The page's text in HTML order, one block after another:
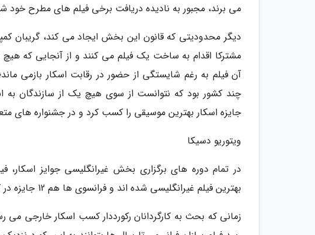
می برند، مجبور به نادیده دریافت برخی فیلم های مطرح خود
دیگر محدودیتی که قانون این بخش ایجاد می کند، گریبان
مشترکا اقدام به ساخت یک فیلم می کنند و از آنجایی که هیچ
چند کشور بود که نتوانست از سوی هیچ یک از سازندگان به
جایزه اسکار بهترین موسیقی را کسب کرد و در جشنواره های
ویتوریو دسیکا
بهترین فیلم غیرانگلیسی شده اند و فرانسوی ها هم 12 جایزه در کارنامه دارند.
زمانی که بحث به کارگردانان رکورددار کسب اسکار خارجی می